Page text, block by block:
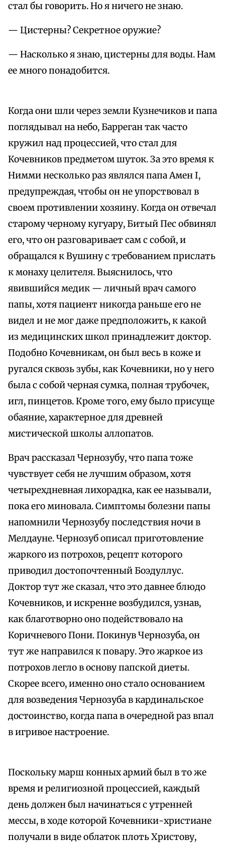
стал бы говорить. Но я ничего не знаю.
— Цистерны? Секретное оружие?
— Насколько я знаю, цистерны для воды. Нам
ее много понадобится.
Когда они шли через земли Кузнечиков и папа
поглядывал на небо, Барреган так часто
кружил над процессией, что стал для
Кочевников предметом шуток. За это время к
Нимми несколько раз являлся папа Амен I,
предупреждая, чтобы он не упорствовал в
своем противлении хозяину. Когда он отвечал
старому черному кугуару, Битый Пес обвинял
его, что он разговаривает сам с собой, и
обращался к Вушину с требованием прислать
к монаху целителя. Выяснилось, что
явившийся медик — личный врач самого
папы, хотя пациент никогда раньше его не
видел и не мог даже предположить, к какой
из медицинских школ принадлежит доктор.
Подобно Кочевникам, он был весь в коже и
ругался сквозь зубы, как Кочевники, но у него
была с собой черная сумка, полная трубочек,
игл, пинцетов. Кроме того, ему было присуще
обаяние, характерное для древней
мистической школы аллопатов.
Врач рассказал Чернозубу, что папа тоже
чувствует себя не лучшим образом, хотя
четырехдневная лихорадка, как ее называли,
пока его миновала. Симптомы болезни папы
напомнили Чернозубу последствия ночи в
Мелдауне. Чернозуб описал приготовление
жаркого из потрохов, рецепт которого
приводил достопочтенный Боэдуллус.
Доктор тут же сказал, что это давнее блюдо
Кочевников, и искренне возбудился, узнав,
как благотворно оно подействовало на
Коричневого Пони. Покинув Чернозуба, он
тут же направился к повару. Это жаркое из
потрохов легло в основу папской диеты.
Скорее всего, именно оно стало основанием
для возведения Чернозуба в кардинальское
достоинство, когда папа в очередной раз впал
в игривое настроение.
Поскольку марш конных армий был в то же
время и религиозной процессией, каждый
день должен был начинаться с утренней
мессы, в ходе которой Кочевники-христиане
получали в виде облаток плоть Христову,